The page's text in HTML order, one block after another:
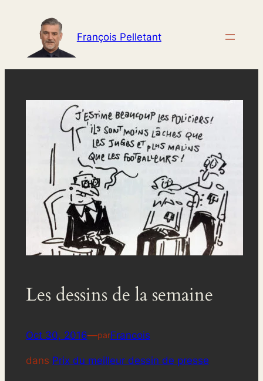
contenu
François Pelletant
Les dessins de la semaine
Oct 30, 2016—parFrancois
dans Prix du meilleur dessin de presse